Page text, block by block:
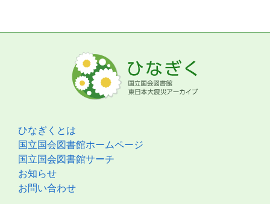
ひなぎくとは
国立国会図書館ホームページ
国立国会図書館サーチ
お知らせ
お問い合わせ